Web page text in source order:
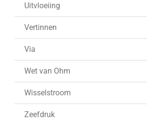
Uitvloeiing
Vertinnen
Via
Wet van Ohm
Wisselstroom
Zeefdruk